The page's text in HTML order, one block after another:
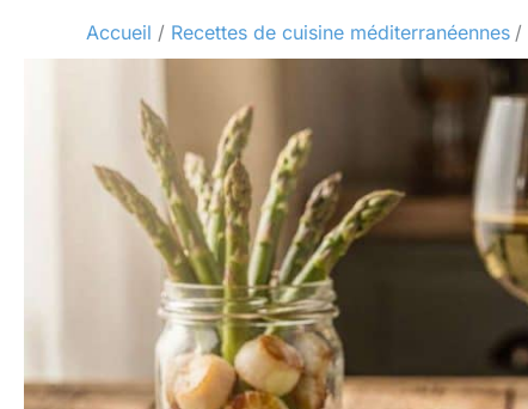
Accueil Recettes de cuisine méditerranéennes